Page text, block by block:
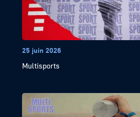
25 juin 2026
Multisports